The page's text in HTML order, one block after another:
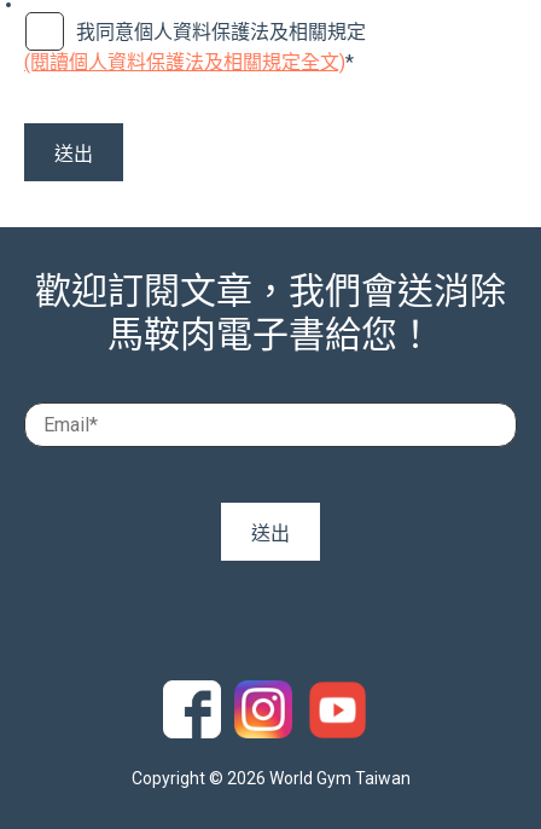
我同意個人資料保護法及相關規定
(閱讀個人資料保護法及相關規定全文)*
歡迎訂閱文章，我們會送消除
馬鞍肉電子書給您！
Copyright © 2026 World Gym Taiwan